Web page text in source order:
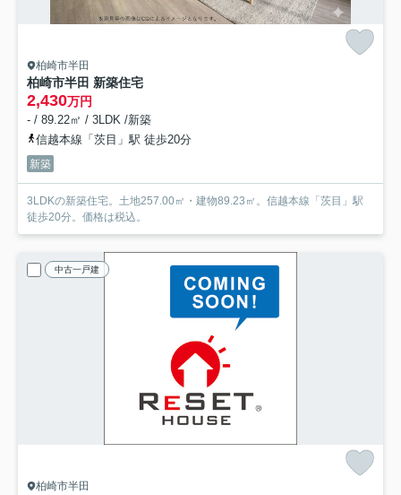
柏崎市半田
柏崎市半田 新築住宅
2,430万円
- / 89.22㎡ / 3LDK /新築
信越本線「茨目」駅 徒歩20分
新築
3LDKの新築住宅。土地257.00㎡・建物89.23㎡。信越本線「茨目」駅
徒歩20分。価格は税込。
中古一戸建
柏崎市半田